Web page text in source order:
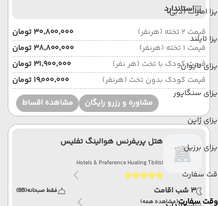
امارات (دبی)
تایلند
تایوان
سنگاپور
ژاپن
برزیل
سفارت
وقت سفارت(مشاهده همه)
استاندارد
قیمت 2 تخته (هرنفر)
۳۰٬۸۰۰٬۰۰۰ تومان
قیمت 1 تخته (هرنفر)
۳۸٬۸۰۰٬۰۰۰ تومان
قیمت کودک با تخت (هر نفر)
۳۱٬۹۰۰٬۰۰۰ تومان
قیمت کودک بدون تخت (هرنفر)
۱۹٬۰۰۰٬۰۰۰ تومان
مشاوره و رزرو رایگان
مشاهده اقساط
هتل پریفرنس هوالینگ تفلیس
Hotels & Preference Hualing Tbilisi
3 شب اقامت فقط صبحانه(BB)